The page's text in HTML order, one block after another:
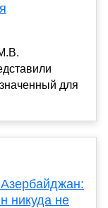
для
никуда не